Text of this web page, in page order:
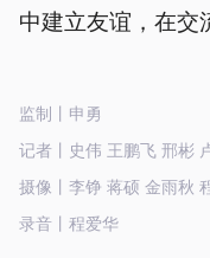
中建立友谊，在交
监制丨申勇
记者丨史伟 王鹏飞 邢彬
摄像丨李铮 蒋硕 金雨秋
录音丨程爱华